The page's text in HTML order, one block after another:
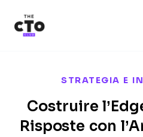
STRATEGIA E
Costruire
Risposte con